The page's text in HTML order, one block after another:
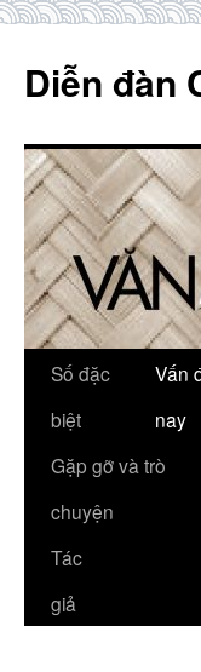
content
Diễn đàn
Số đặc
biệt
Vấn
nay
Gặp gỡ và trò
chuyện
Tác
giả